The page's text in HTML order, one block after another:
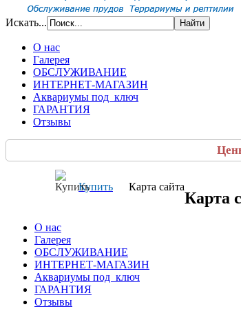
Искать...
О нас
Галерея
ОБСЛУЖИВАНИЕ
ИНТЕРНЕТ-МАГАЗИН
Аквариумы под ключ
ГАРАНТИЯ
Отзывы
Купить Карта сайта
Карта
О нас
Галерея
ОБСЛУЖИВАНИЕ
ИНТЕРНЕТ-МАГАЗИН
Аквариумы под ключ
ГАРАНТИЯ
Отзывы